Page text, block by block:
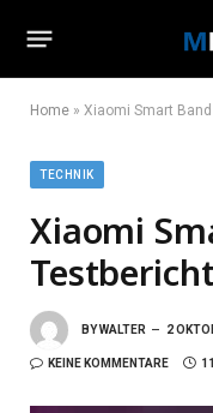
Home » Xiaomi Smart
TECHNIK
Xiaomi
Testbericht
BYWALTER 2
KEINE KOMMENTARE